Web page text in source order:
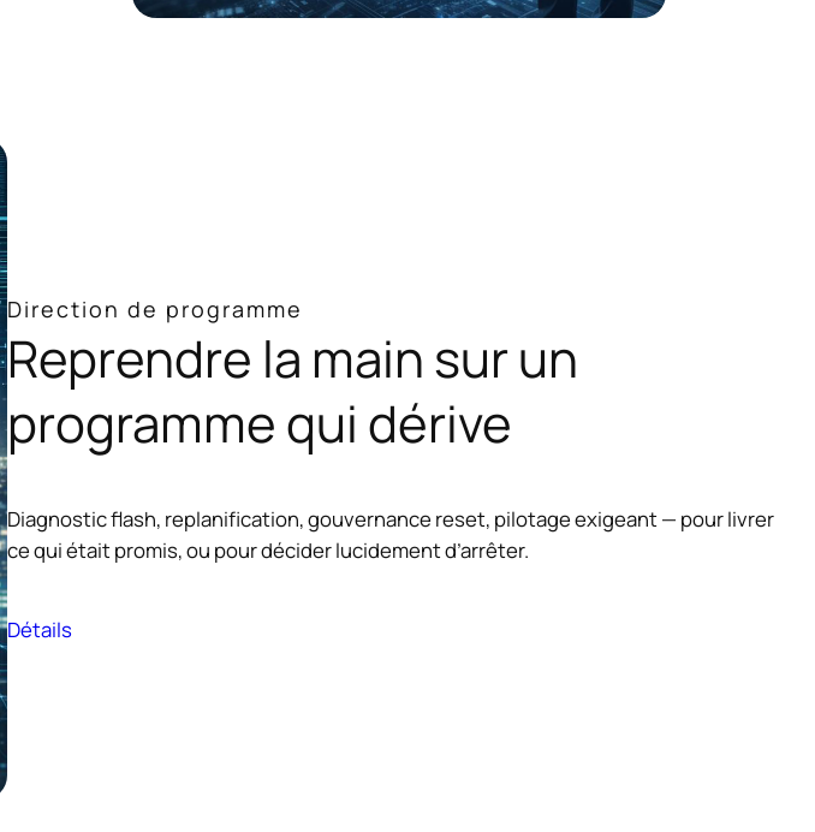
Direction de programme
Reprendre la main sur un
programme qui dérive
Diagnostic flash, replanification, gouvernance reset, pilotage exigeant — pour livrer
ce qui était promis, ou pour décider lucidement d’arrêter.
Détails